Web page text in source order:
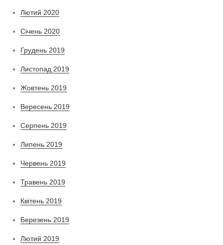
Лютий 2020
Січень 2020
Грудень 2019
Листопад 2019
Жовтень 2019
Вересень 2019
Серпень 2019
Липень 2019
Червень 2019
Травень 2019
Квітень 2019
Березень 2019
Лютий 2019